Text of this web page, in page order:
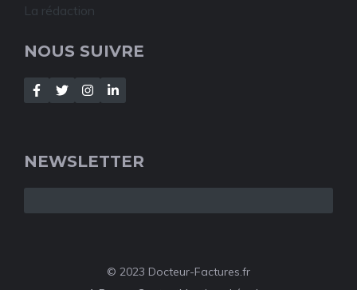
La rédaction
NOUS SUIVRE
NEWSLETTER
© 2023 Docteur-Factures.fr